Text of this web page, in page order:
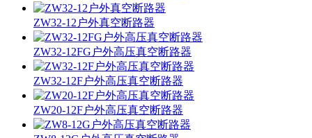
ZW32-12户外真空断路器
ZW32-12FG户外高压真空断路器
ZW32-12F户外高压真空断路器
ZW20-12F户外高压真空断路器